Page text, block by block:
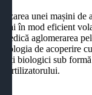
unei mașini de
în mod eficient
aglomerarea
de acoperire
biologici sub